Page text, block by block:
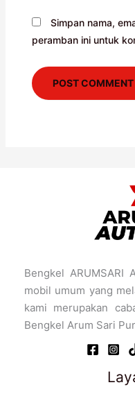
Simpan nama,
peramban ini untuk
Bengkel ARUMSARI
mobil umum yang
kami merupakan
Bengkel Arum Sari